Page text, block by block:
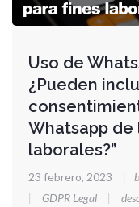
Uso de
¿Pueden
Whatsapp de
laborales?”
23 febrero, 2023 |
|
GDPR Legal |